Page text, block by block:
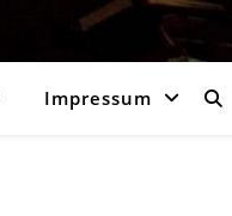
Impressum